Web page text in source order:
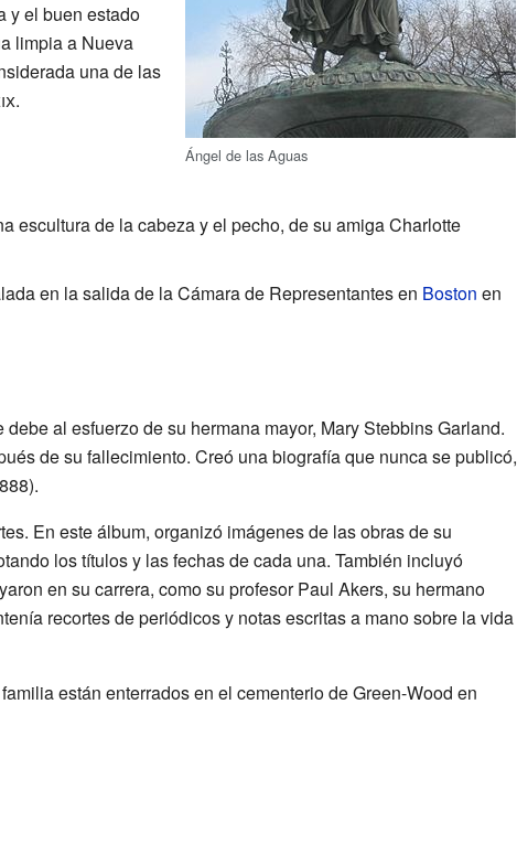
Ángel de las Aguas
y el buen estado
limpia a Nueva
una de las
.
escultura de la cabeza y el pecho, de su amiga Charlotte
en la salida de la Cámara de Representantes en Boston en
al esfuerzo de su hermana mayor, Mary Stebbins Garland.
de su fallecimiento. Creó una biografía que nunca se publicó,
En este álbum, organizó imágenes de las obras de su
los títulos y las fechas de cada una. También incluyó
en su carrera, como su profesor Paul Akers, su hermano
recortes de periódicos y notas escritas a mano sobre la vida
están enterrados en el cementerio de Green-Wood en